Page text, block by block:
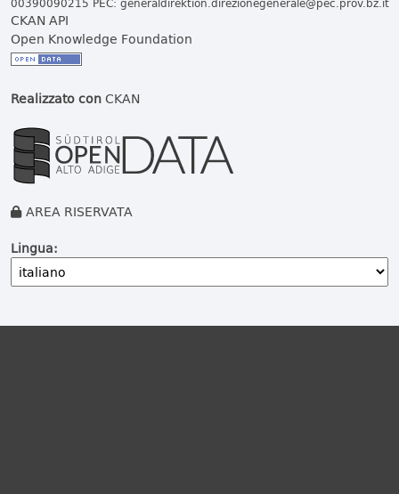
CKAN API
Open Knowledge Foundation
Realizzato conCKAN
AREA RISERVATA
Lingua